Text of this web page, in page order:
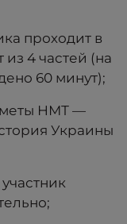
проходит в
из 4 частей (на
60 минут);
НМТ —
Украины